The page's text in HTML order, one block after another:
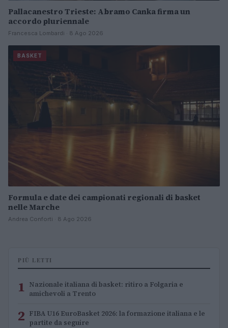
Pallacanestro Trieste: Abramo Canka firma un
accordo pluriennale
Francesca Lombardi · 8 Ago 2026
BASKET
Formula e date dei campionati regionali di basket
nelle Marche
Andrea Conforti · 8 Ago 2026
PIÙ LETTI
1 Nazionale italiana di basket: ritiro a Folgaria e
amichevoli a Trento
2 FIBA U16 EuroBasket 2026: la formazione italiana e le
partite da seguire